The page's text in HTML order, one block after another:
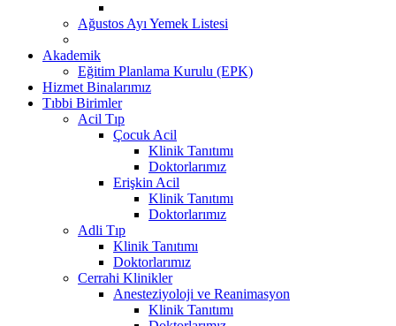
Ağustos Ayı Yemek Listesi
Akademik
Eğitim Planlama Kurulu (EPK)
Hizmet Binalarımız
Tıbbi Birimler
Acil Tıp
Çocuk Acil
Klinik Tanıtımı
Doktorlarımız
Erişkin Acil
Klinik Tanıtımı
Doktorlarımız
Adli Tıp
Klinik Tanıtımı
Doktorlarımız
Cerrahi Klinikler
Anesteziyoloji ve Reanimasyon
Klinik Tanıtımı